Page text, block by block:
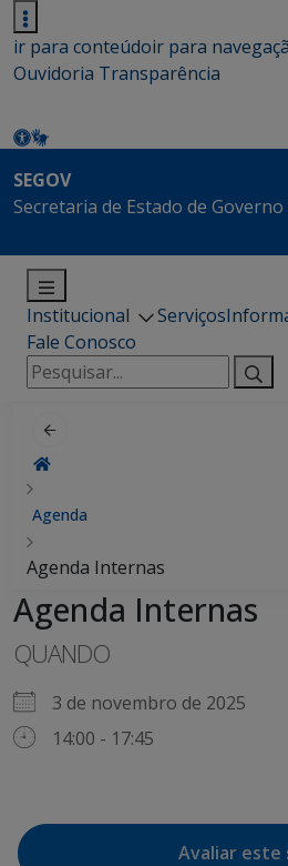
ir para conteúdoir para
Ouvidoria Transparência
SEGOV
Secretaria de Estado de
Institucional Serviços
Fale Conosco
Pesquisar
por:
Agenda
Agenda Internas
Agenda Internas
QUANDO
3 de novembro de 2025
14:00 - 17:45
Avaliar este